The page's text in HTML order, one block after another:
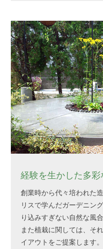
経験を生かした多彩
創業時から代々培われた
リスで学んだガーデニン
り込みすぎない自然な風
また植栽に関しては、そ
イアウトをご提案します。